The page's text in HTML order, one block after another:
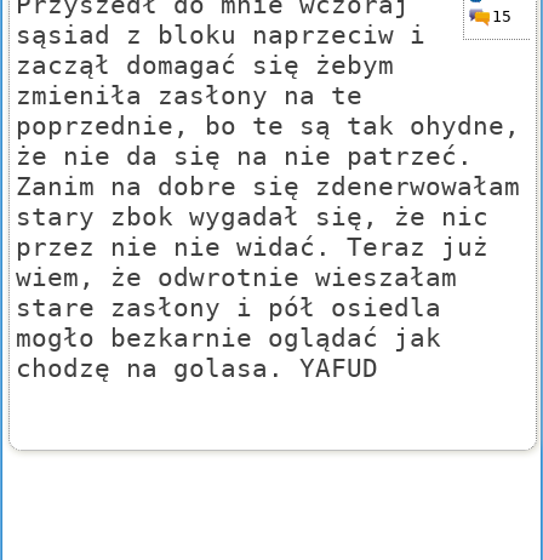
15
sąsiad z bloku naprzeciw i
zaczął domagać się żebym
zmieniła zasłony na te
poprzednie, bo te są tak ohydne,
że nie da się na nie patrzeć.
Zanim na dobre się zdenerwowałam
stary zbok wygadał się, że nic
przez nie nie widać. Teraz już
wiem, że odwrotnie wieszałam
stare zasłony i pół osiedla
mogło bezkarnie oglądać jak
chodzę na golasa. YAFUD